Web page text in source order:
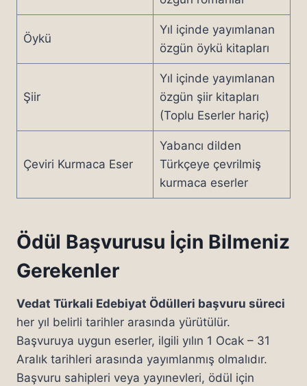
Öykü
Yıl içinde yayımlanan
özgün öykü kitapları
Şiir
Yıl içinde yayımlanan
özgün şiir kitapları
(Toplu Eserler hariç)
Çeviri Kurmaca Eser
Yabancı dilden
Türkçeye çevrilmiş
kurmaca eserler
Ödül Başvurusu İçin Bilmeniz
Gerekenler
Vedat Türkali Edebiyat Ödülleri başvuru süreci
her yıl belirli tarihler arasında yürütülür.
Başvuruya uygun eserler, ilgili yılın 1 Ocak – 31
Aralık tarihleri arasında yayımlanmış olmalıdır.
Başvuru sahipleri veya yayınevleri, ödül için